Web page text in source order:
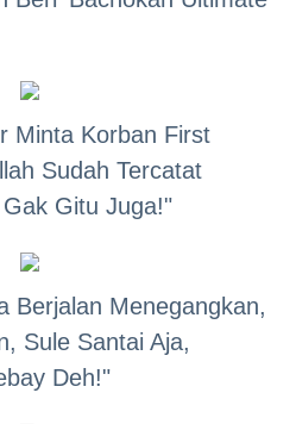
Minta Korban First
Sudah Tercatat
Gitu Juga!"
Berjalan Menegangkan,
Sule Santai Aja,
Deh!"